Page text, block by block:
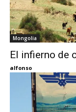
Mongolia
El infierno de
alfonso